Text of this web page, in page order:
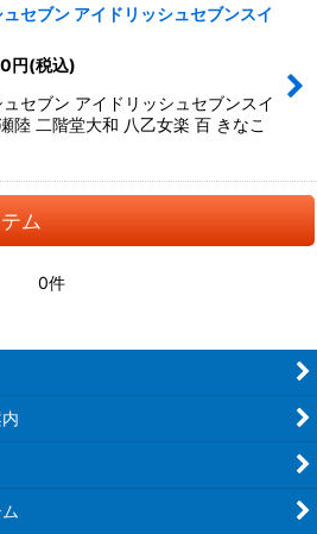
セブン アイドリッシュセブンスイ
円(税込)
セブン アイドリッシュセブンスイ
陸 二階堂大和 八乙女楽 百 きなこ
ム
0件